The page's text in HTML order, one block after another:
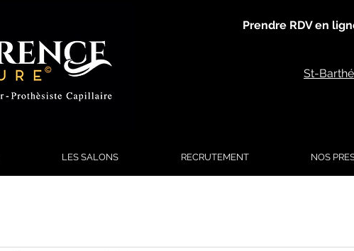
St-
Prendre RDV en
LES SALONS RECRUTEMENT NOS